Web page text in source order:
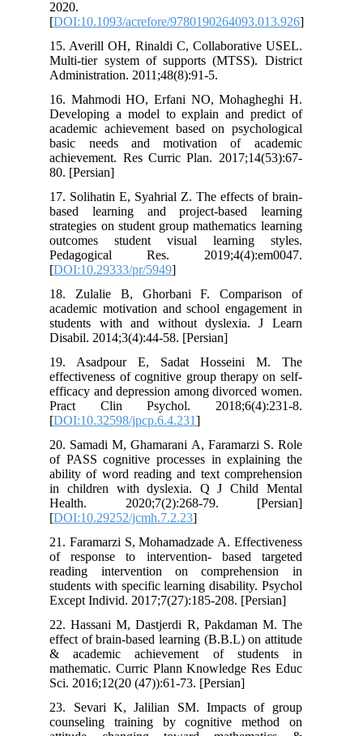
[DOI:10.1093/acrefore/
15. Averill OH, Rinaldi C,
Multi-tier system of supports
Administration. 2011;48(8):91-5.
16. Mahmodi HO, Erfani NO,
Developing a model to explain and
academic achievement based on
basic needs and motivation of
achievement. Res Curric Plan.
17. Solihatin E, Syahrial Z. The effects
based learning and project-based
strategies on student group
outcomes student visual
Pedagogical Res.
[DOI:10.29333/pr/5949
18. Zulalie B, Ghorbani F.
academic motivation and school
students with and without dyslexia.
Disabil. 2014;3(4):44-58. [Persian]
19. Asadpour E, Sadat Hosseini
effectiveness of cognitive group
efficacy and depression among
Pract Clin Psychol.
[DOI:10.32598/jpcp.6.4.231
20. Samadi M, Ghamarani A,
of PASS cognitive processes in
ability of word reading and text
in children with dyslexia. Q J
Health. 2020;7(2):268-79.
[DOI:10.29252/jcmh.7.2.23
21. Faramarzi S, Mohamadzade A.
of response to intervention- based
reading intervention on
students with specific learning
Except Individ. 2017;7(27):185-208.
22. Hassani M, Dastjerdi R,
effect of brain-based learning (B.B.L)
& academic achievement of
mathematic. Curric Plann Knowledge
Sci. 2016;12(20 (47)):61-73. [Persian]
23. Sevari K, Jalilian SM. Impacts
counseling training by cognitive